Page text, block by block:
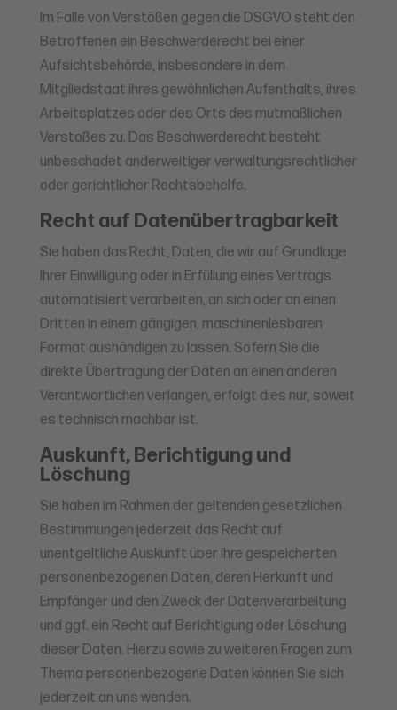
Im Falle von Verstößen gegen die DSGVO steht den
Betroffenen ein Beschwerderecht bei einer
Aufsichtsbehörde, insbesondere in dem
Mitgliedstaat ihres gewöhnlichen Aufenthalts, ihres
Arbeitsplatzes oder des Orts des mutmaßlichen
Verstoßes zu. Das Beschwerderecht besteht
unbeschadet anderweitiger verwaltungsrechtlicher
oder gerichtlicher Rechtsbehelfe.
Recht auf Daten­übertrag­barkeit
Sie haben das Recht, Daten, die wir auf Grundlage
Ihrer Einwilligung oder in Erfüllung eines Vertrags
automatisiert verarbeiten, an sich oder an einen
Dritten in einem gängigen, maschinenlesbaren
Format aushändigen zu lassen. Sofern Sie die
direkte Übertragung der Daten an einen anderen
Verantwortlichen verlangen, erfolgt dies nur, soweit
es technisch machbar ist.
Auskunft, Berichtigung und
Löschung
Sie haben im Rahmen der geltenden gesetzlichen
Bestimmungen jederzeit das Recht auf
unentgeltliche Auskunft über Ihre gespeicherten
personenbezogenen Daten, deren Herkunft und
Empfänger und den Zweck der Datenverarbeitung
und ggf. ein Recht auf Berichtigung oder Löschung
dieser Daten. Hierzu sowie zu weiteren Fragen zum
Thema personenbezogene Daten können Sie sich
jederzeit an uns wenden.